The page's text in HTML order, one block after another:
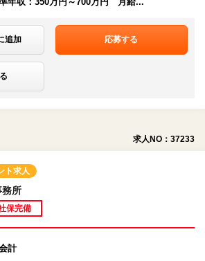
追加 応募する
求人NO：37233
ト求人
務所
保完備
計